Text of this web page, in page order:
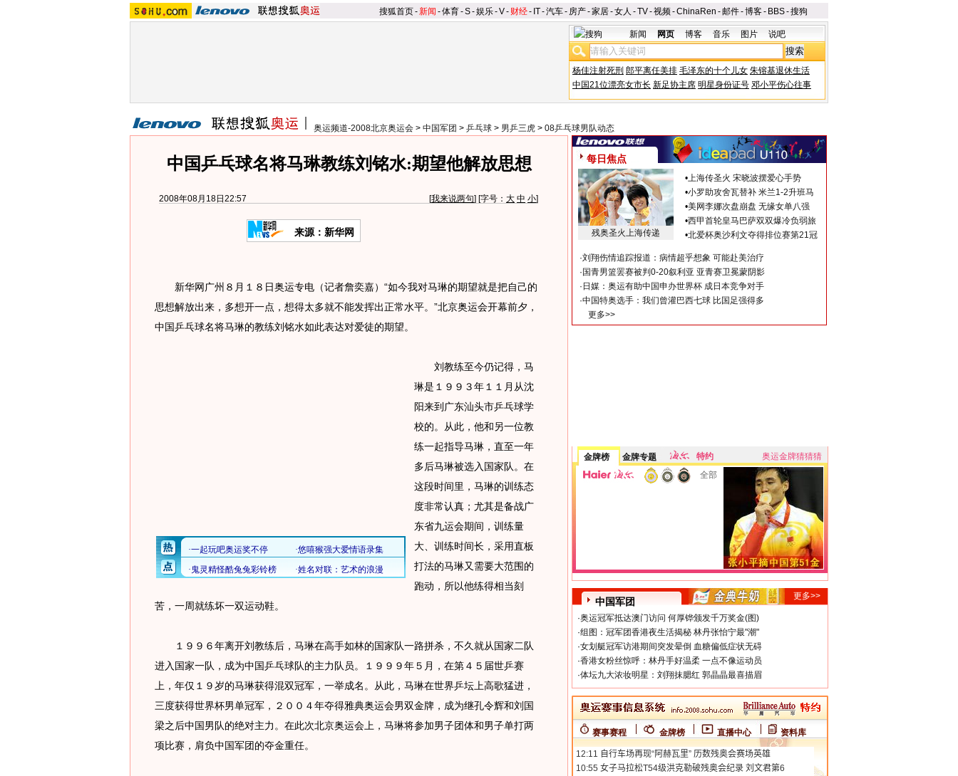
搜狐首页-新闻 -体育-S-娱乐-V- 财经- IT-汽车- 房产-家居-女人 -TV-视频-ChinaRen -邮件-博客- BBS-搜狗
新闻 网页 博客 音乐 图片 说吧
杨佳注射死刑 郎平离任美排 毛泽东的十个儿女 朱镕基退休生活
中国21位漂亮女市长 新足协主席 明星身份证号 邓小平伤心往事
奥运频道-2008北京奥运会 > 中国军团 > 乒乓球 > 男乒三虎 > 08乒乓球男队动态
中国乒乓球名将马琳教练刘铭水:期望他解放思想
2008年08月18日22:57 [我来说两句] [字号： 大 中 小]
来源：新华网
新华网广州８月１８日奥运专电（记者詹奕嘉）“如今我对马琳的期望就是把自己的
思想解放出来，多想开一点，想得太多就不能发挥出正常水平。”北京奥运会开幕前夕，
中国乒乓球名将马琳的教练刘铭水如此表达对爱徒的期望。
刘教练至今仍记得，马
琳是１９９３年１１月从沈
阳来到广东汕头市乒乓球学
校的。从此，他和另一位教
练一起指导马琳，直至一年
多后马琳被选入国家队。在
这段时间里，马琳的训练态
度非常认真；尤其是备战广
东省九运会期间，训练量
大、训练时间长，采用直板
打法的马琳又需要大范围的
跑动，所以他练得相当刻
苦，一周就练坏一双运动鞋。
１９９６年离开刘教练后，马琳在高手如林的国家队一路拼杀，不久就从国家二队
进入国家一队，成为中国乒乓球队的主力队员。１９９９年５月，在第４５届世乒赛
上，年仅１９岁的马琳获得混双冠军，一举成名。从此，马琳在世界乒坛上高歌猛进，
三度获得世界杯男单冠军，２００４年夺得雅典奥运会男双金牌，成为继孔令辉和刘国
梁之后中国男队的绝对主力。在此次北京奥运会上，马琳将参加男子团体和男子单打两
项比赛，肩负中国军团的夺金重任。
每日焦点
残奥圣火上海传递
•上海传圣火 宋晓波摆爱心手势
•小罗助攻舍瓦替补 米兰1-2升班马
•美网李娜次盘崩盘 无缘女单八强
•西甲首轮皇马巴萨双双爆冷负弱旅
•北爱杯奥沙利文夺得排位赛第21冠
·刘翔伤情追踪报道：病情超乎想象 可能赴美治疗
· 国青男篮罢赛被判0-20叙利亚 亚青赛卫冕蒙阴影
· 日媒：奥运有助中国申办世界杯 成日本竞争对手
·中国特奥选手：我们曾灌巴西七球 比国足强得多
更多>>
金牌榜 金牌专题 特约
奥运金牌猜猜猜
全部
中国军团
更多>>
·奥运冠军抵达澳门访问 何厚铧颁发千万奖金(图)
·组图：冠军团香港夜生活揭秘 林丹张怡宁最"潮"
·女划艇冠军访港期间突发晕倒 血糖偏低症状无碍
·香港女粉丝惊呼：林丹手好温柔 一点不像运动员
·体坛九大浓妆明星：刘翔抹腮红 郭晶晶最喜描眉
赛事赛程 金牌榜 直播中心 资料库